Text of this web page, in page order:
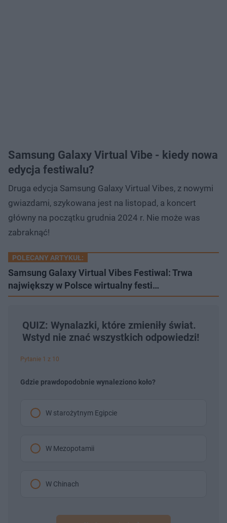
Samsung Galaxy Virtual Vibe - kiedy nowa
edycja festiwalu?
Druga edycja Samsung Galaxy Virtual Vibes, z nowymi
gwiazdami, szykowana jest na listopad, a koncert
główny na początku grudnia 2024 r. Nie może was
zabraknąć!
POLECANY ARTYKUŁ:
Samsung Galaxy Virtual Vibes Festiwal: Trwa
największy w Polsce wirtualny festi…
QUIZ: Wynalazki, które zmieniły świat.
Wstyd nie znać wszystkich odpowiedzi!
Pytanie 1 z 10
Gdzie prawdopodobnie wynaleziono koło?
W starożytnym Egipcie
W Mezopotamii
W Chinach